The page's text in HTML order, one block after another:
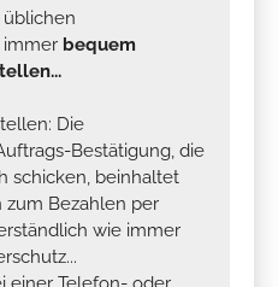
immer bequem
Die
Bestätigung, die
schicken, beinhaltet
Bezahlen per
wie immer